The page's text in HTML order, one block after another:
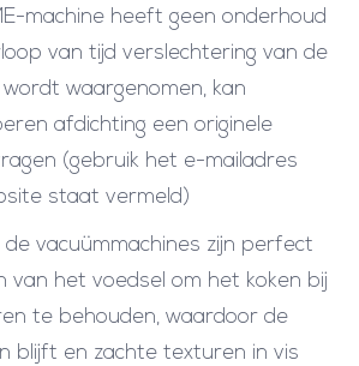
machine heeft geen onderhoud
van tijd verslechtering van de
waargenomen, kan
afdichting een originele
(gebruik het e-mailadres
staat vermeld)
de vacuümmachines zijn perfect
van het voedsel om het koken bij
te behouden, waardoor de
blijft en zachte texturen in vis